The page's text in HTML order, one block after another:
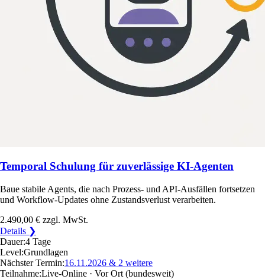
Temporal Schulung für zuverlässige KI-Agenten
Baue stabile Agents, die nach Prozess- und API-Ausfällen fortsetzen
und Workflow-Updates ohne Zustandsverlust verarbeiten.
2.490,00 € zzgl. MwSt.
Details ❯
Dauer:4 Tage
Level:Grundlagen
Nächster Termin:16.11.2026 & 2 weitere
Teilnahme:Live-Online · Vor Ort (bundesweit)